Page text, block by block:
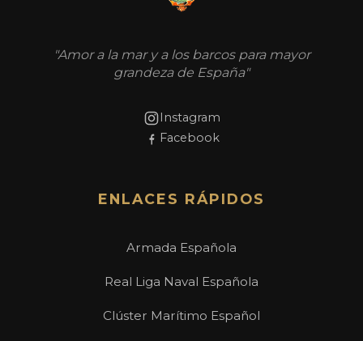
"Amor a la mar y a los barcos para mayor
grandeza de España"
Instagram
Facebook
ENLACES RÁPIDOS
Armada Española
Real Liga Naval Española
Clúster Marítimo Español